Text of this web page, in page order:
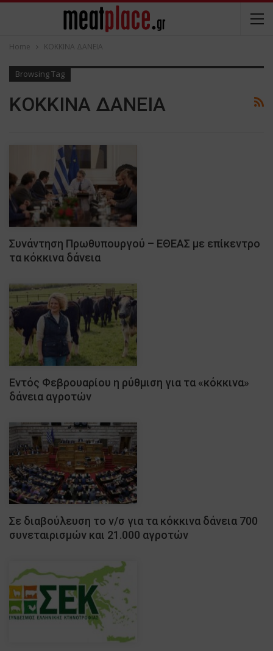
Home ΚΟΚΚΙΝΑ ΔΑΝΕΙΑ
Browsing Tag
ΚΟΚΚΙΝΑ ΔΑΝΕΙΑ
Συνάντηση Πρωθυπουργού – ΕΘΕΑΣ με επίκεντρο
τα κόκκινα δάνεια
Εντός Φεβρουαρίου η ρύθμιση για τα «κόκκινα»
δάνεια αγροτών
Σε διαβούλευση το ν/σ για τα κόκκινα δάνεια 700
συνεταιρισμών και 21.000 αγροτών